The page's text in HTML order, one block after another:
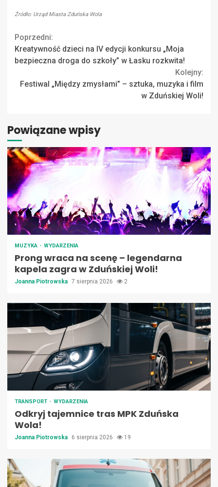
Źródło: Urząd Miasta Zduńska Wola
Continue
Reading
Poprzedni:
Kreatywność dzieci na IV edycji konkursu „Moja
bezpieczna droga do szkoły” w Łasku rozkwita!
Kolejny:
Festiwal „Między zmysłami” – sztuka, muzyka i film
w Zduńskiej Woli!
Powiązane wpisy
MUZYKA WYDARZENIA
Prong wraca na scenę – legendarna
kapela zagra w Zduńskiej Woli!
Joanna Piotrowska 7 sierpnia 2026 2
TRANSPORT WYDARZENIA
Odkryj tajemnice tras MPK Zduńska
Wola!
Joanna Piotrowska 6 sierpnia 2026 19